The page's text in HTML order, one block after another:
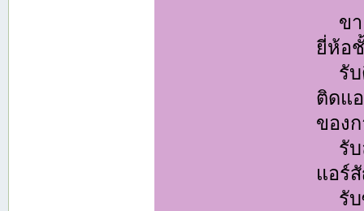
ขา
ยี่ห้อ
รับ
ติดแ
ของ
รับ
แอร์
รับ